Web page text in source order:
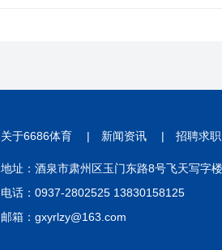
关于6686体育 | 新闻资讯 | 招聘求职
地址：酒泉市肃州区玉门东路8号飞天写字
电话：0937-2802525 13830158125
邮箱：gxyrlzy@163.com